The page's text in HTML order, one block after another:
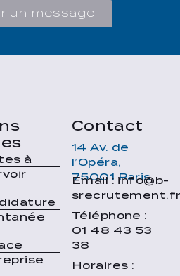
un message
à
Contact
14 Av. de
l’Opéra,
75001 Paris
Email : info@b-
Téléphone :
01 48 43 53
38
Horaires :